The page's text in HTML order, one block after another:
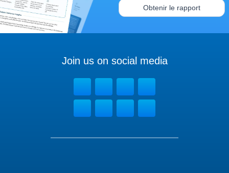
Obtenir le rapport
Join us on social media